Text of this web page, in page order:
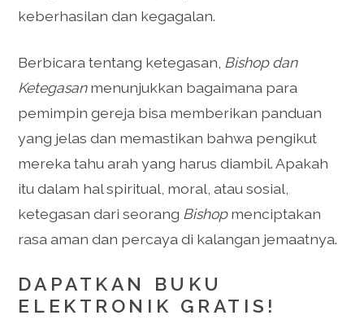
keberhasilan dan kegagalan.
Berbicara tentang ketegasan, Bishop dan
Ketegasanmenunjukkan bagaimana para
pemimpin gereja bisa memberikan panduan
yang jelas dan memastikan bahwa pengikut
mereka tahu arah yang harus diambil. Apakah
itu dalam hal spiritual, moral, atau sosial,
ketegasan dari seorang Bishopmenciptakan
rasa aman dan percaya di kalangan jemaatnya.
DAPATKAN BUKU
ELEKTRONIK GRATIS!